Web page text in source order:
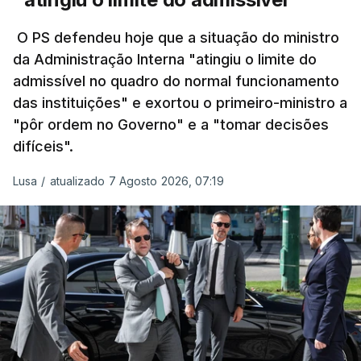
irá decorrer entre 03 e 08 de setembro.
c/Lusa
ARTIGOS RELACIONADOS
Prazo para as candidaturas
ao ensino superior termina
esta quinta-feira
6 Agosto 2026, 13:14
Exames. Governo confirma
afixação dos resultados da
2ª fase e das reapreciações
esta sexta-feira
O PS defendeu hoje que a situação do ministro
da Administração Interna "atingiu o limite do
admissível no quadro do normal funcionamento
das instituições" e exortou o primeiro-ministro a
"pôr ordem no Governo" e a "tomar decisões
difíceis".
Lusa / atualizado 7 Agosto 2026, 07:19